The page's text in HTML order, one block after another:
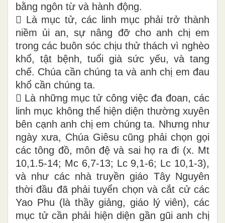
bằng ngôn từ và hành động.
 Là mục tử, các linh mục phải trở thành
niềm ủi an, sự nâng đỡ cho anh chị em
trong các buôn sóc chịu thử thách vì nghèo
khổ, tật bệnh, tuổi già sức yếu, và tang
chế. Chúa cần chúng ta và anh chị em đau
khổ cần chúng ta.
 Là những mục tử công việc đa đoan, các
linh mục không thể hiện diện thường xuyên
bên cạnh anh chị em chúng ta. Nhưng như
ngày xưa, Chúa Giêsu cũng phải chọn gọi
các tông đồ, môn đệ và sai họ ra đi (x. Mt
10,1.5-14; Mc 6,7-13; Lc 9,1-6; Lc 10,1-3),
và như các nhà truyền giáo Tây Nguyên
thời đầu đã phải tuyển chọn và cắt cử các
Yao Phu (là thầy giảng, giáo lý viên), các
mục tử cần phải hiện diện gần gũi anh chị